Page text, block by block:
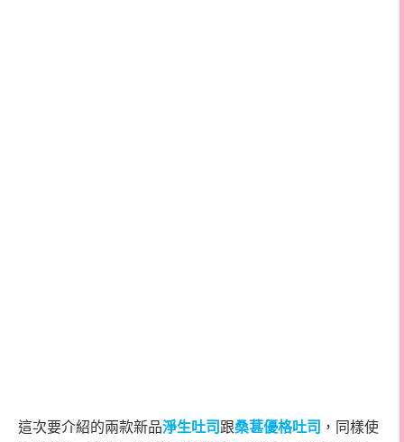
這次要介紹的兩款新品淨生吐司 跟桑葚優格吐司 ，同樣使